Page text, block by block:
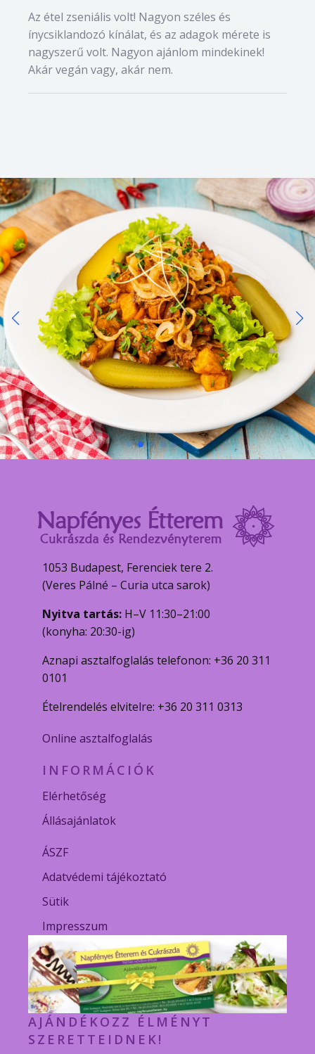
Az étel zseniális volt! Nagyon széles és
ínycsiklandozó kínálat, és az adagok mérete is
nagyszerű volt. Nagyon ajánlom mindekinek!
Akár vegán vagy, akár nem.
1053 Budapest, Ferenciek tere 2.
(Veres Pálné – Curia utca sarok)
Nyitva tartás: H–V 11:30–21:00
(konyha: 20:30-ig)
Aznapi asztalfoglalás telefonon: +36 20 311
0101
Ételrendelés elvitelre: +36 20 311 0313
Online asztalfoglalás
INFORMÁCIÓK
Elérhetőség
Állásajánlatok
ÁSZF
Adatvédemi tájékoztató
Sütik
Impresszum
AJÁNDÉKOZZ ÉLMÉNYT
SZERETTEIDNEK!